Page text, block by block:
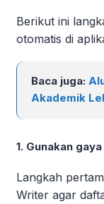
Berikut ini
otomatis di
Baca juga:
Akademik
1. Gunakan
Langkah
Writer agar